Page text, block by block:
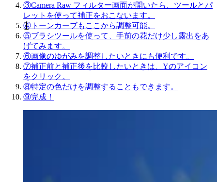
③Camera Raw フィルター画面が開いたら、ツールとパ
レットを使って補正をおこないます。
④トーンカーブもここから調整可能。
⑤ブラシツールを使って、手前の花だけ少し露出をあ
げてみます。
⑥画像のゆがみを調整したいときにも便利です。
⑦補正前と補正後を比較したいときは、Yのアイコン
をクリック。
⑧特定の色だけを調整することもできます。
⑨完成！